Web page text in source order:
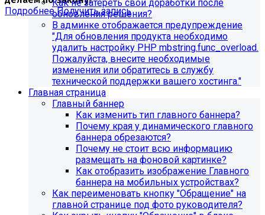
ПодробнееПолучить запись
Обновления в разделе
"Педагогический состав"
Как не затереть свои доработки после
обновления решения?
В админке отображается предупреждение
"Для обновления продукта необходимо
удалить настройку PHP mbstring.func_overload.
Пожалуйста, внесите необходимые
изменения или обратитесь в службу
технической поддержки вашего хостинга."
Главная страница
Главный баннер
Как изменить тип главного баннера?
Почему края у динамического главного
баннера обрезаются?
Почему не стоит всю информацию
размещать на фоновой картинке?
Как отобразить изображение Главного
баннера на мобильных устройствах?
Как переименовать кнопку "Обращение" на
главной странице под фото руководителя?